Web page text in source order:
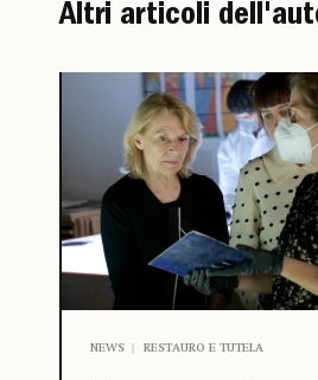
Altri articoli
NEWS RESTAURO E TUTELA